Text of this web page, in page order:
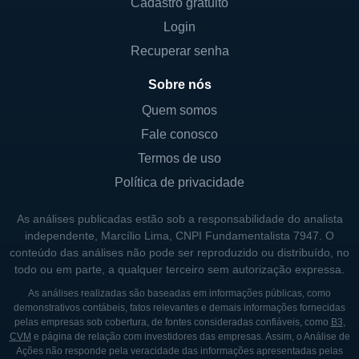
fabricantes originais. Isso é crucial para
automóveis mais antigos ou menos comuns
As linhas de negócios da Dorman são
diversificadas e incluem produtos como
peças de sistema de exaustão, componentes
de transmissão, sistemas eletrônicos, itens
entre outros. Essa diversificação permite à
Dorman proteger-se contra as flutuações do
mercado e garantir que a empresa se
mantenha relevante independentemente das
tendências e mudanças na indústria
automotiva.
Cadastro gratuito
Login
Recuperar senha
Sobre nós
Quem somos
Fale conosco
Termos de uso
Política de privacidade
As análises publicadas estão sob a responsabilidade do analista
independente, Marcílio Lima, CNPI Fundamentalista 7947. O
conteúdo das análises não pode ser reproduzido ou distribuído, no
todo ou em parte, a qualquer terceiro sem autorização expressa.
As análises realizadas são baseadas em informações públicas, como
demonstrativos contábeis, fatos relevantes e demais informações fornecidas
pelas empresas sob cobertura, de fontes consideradas confiáveis, como B3,
CVM e página de relação com investidores das empresas. Assim, o Análise de
Ações não responde pela veracidade das informações apresentadas pelas